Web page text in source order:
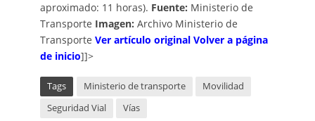
aproximado: 11 horas). Fuente: Ministerio de
Transporte Imagen: Archivo Ministerio de
Transporte Ver artículo original Volver a página
de inicio]]>
Tags Ministerio de transporte
Movilidad
Seguridad Vial
Vías